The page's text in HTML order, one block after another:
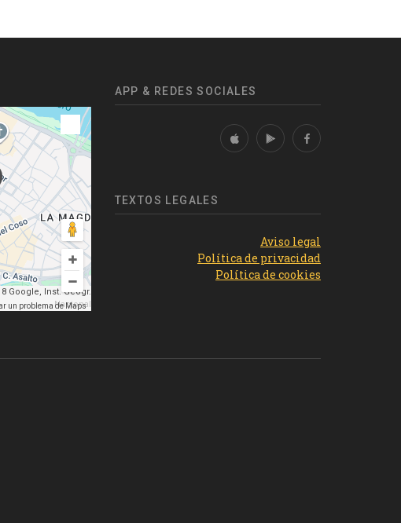
Google, Inst. Geogr.
Nacional
un problema de Maps
APP & REDES SOCIALES
TEXTOS LEGALES
Aviso legal
Política de privacidad
Política de cookies